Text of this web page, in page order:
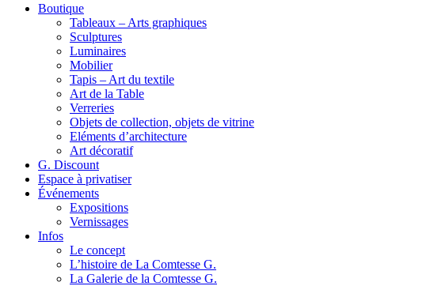
Boutique
Tableaux – Arts graphiques
Sculptures
Luminaires
Mobilier
Tapis – Art du textile
Art de la Table
Verreries
Objets de collection, objets de vitrine
Eléments d’architecture
Art décoratif
G. Discount
Espace à privatiser
Événements
Expositions
Vernissages
Infos
Le concept
L’histoire de La Comtesse G.
La Galerie de la Comtesse G.